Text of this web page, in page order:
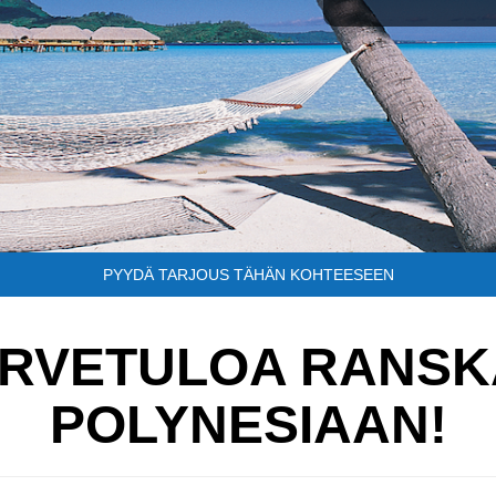
PYYDÄ TARJOUS TÄHÄN KOHTEESEEN
POLYNESIAAN!